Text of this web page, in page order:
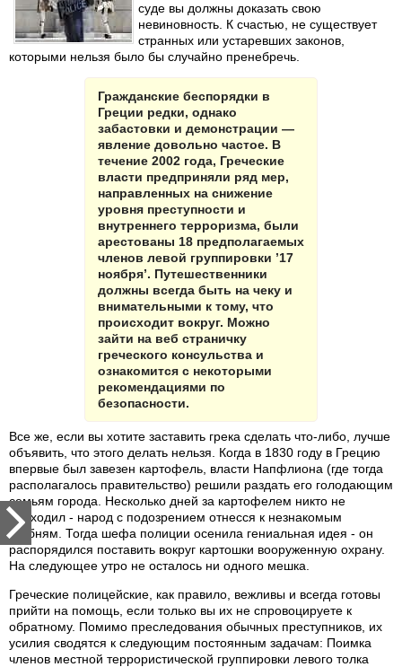
суде вы должны доказать свою
невиновность. К счастью, не существует
странных или устаревших законов,
которыми нельзя было бы случайно пренебречь.
Гражданские беспорядки в
Греции редки, однако
забастовки и демонстрации —
явление довольно частое. В
течение 2002 года, Греческие
власти предприняли ряд мер,
направленных на снижение
уровня преступности и
внутреннего терроризма, были
арестованы 18 предполагаемых
членов левой группировки ’17
ноября’. Путешественники
должны всегда быть на чеку и
внимательными к тому, что
происходит вокруг. Можно
зайти на веб страничку
греческого консульства и
ознакомится с некоторыми
рекомендациями по
безопасности.
Все же, если вы хотите заставить грека сделать что-либо, лучше
объявить, что этого делать нельзя. Когда в 1830 году в Грецию
впервые был завезен картофель, власти Напфлиона (где тогда
располагалось правительство) решили раздать его голодающим
семьям города. Несколько дней за картофелем никто не
приходил - народ с подозрением отнесся к незнакомым
клубням. Тогда шефа полиции осенила гениальная идея - он
распорядился поставить вокруг картошки вооруженную охрану.
На следующее утро не осталось ни одного мешка.
Греческие полицейские, как правило, вежливы и всегда готовы
прийти на помощь, если только вы их не спровоцируете к
обратному. Помимо преследования обычных преступников, их
усилия сводятся к следующим постоянным задачам: Поимка
членов местной террористической группировки левого толка